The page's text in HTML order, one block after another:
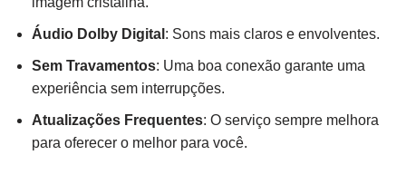
Áudio Dolby Digital : Sons mais claros e envolventes.
Sem Travamentos: Uma boa conexão garante uma
experiência sem interrupções.
Atualizações Frequentes: O serviço sempre melhora
para oferecer o melhor para você.